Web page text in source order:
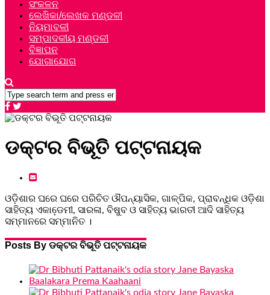
ସଂକଳନ
ଲେଖିକା/ଲେଖକ ମଣ୍ଡଳୀ
ନିୟମାବଳୀ
ସମ୍ପାଦକୀୟ ମଣ୍ଡଳୀ
ବିଜ୍ଞାପନ
ଯୋଗାଯୋଗ
ଡକ୍ଟର ବିଭୂତି ପଟ୍ଟନାୟକ
ଓଡ଼ିଶାର ଘରେ ଘରେ ପରିଚିତ ଔପନ୍ୟାସିକ, ଗାଳ୍ପିକ, ପ୍ରାବନ୍ଧିକ ଓଡ଼ିଶା
ସାହିତ୍ୟ ଏକାଡେ଼ମୀ, ସାରଳା, ବିଷୁବ ଓ ସାହିତ୍ୟ ଭାରତୀ ଆଦି ସାହିତ୍ୟ
ସମ୍ମାନରେ ସମ୍ମାନିତ ।
Posts By ଡକ୍ଟର ବିଭୂତି ପଟ୍ଟନାୟକ